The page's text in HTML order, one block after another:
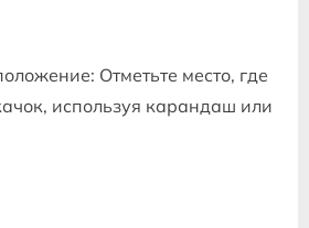
Отметьте место, где
используя карандаш или